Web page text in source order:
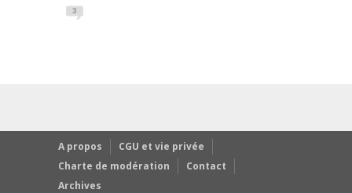
3
A propos
CGU et vie privée
Charte de modération
Contact
Archives